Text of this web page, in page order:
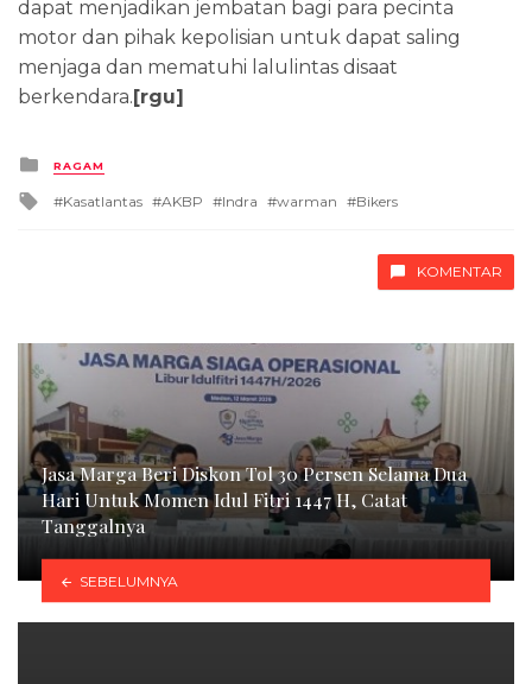
dapat menjadikan jembatan bagi para pecinta
motor dan pihak kepolisian untuk dapat saling
menjaga dan mematuhi lalulintas disaat
berkendara.[rgu]
Posted
in
RAGAM
Tagged
Kasatlantas AKBP Indra warman Bikers
KOMENTAR
Jasa Marga Beri Diskon Tol 30 Persen Selama Dua
Hari Untuk Momen Idul Fitri 1447 H, Catat
Tanggalnya
SEBELUMNYA